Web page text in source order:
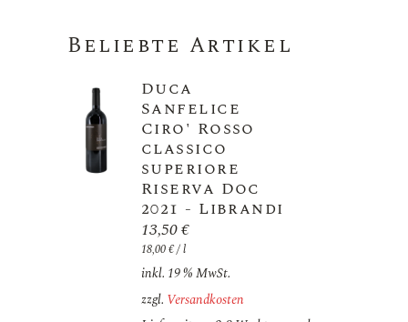
Beliebte Artikel
Duca
Sanfelice
Ciro' Rosso
classico
superiore
Riserva Doc
2021 - Librandi
13,50€
18,00€/l
inkl. 19 % MwSt.
zzgl. Versandkosten